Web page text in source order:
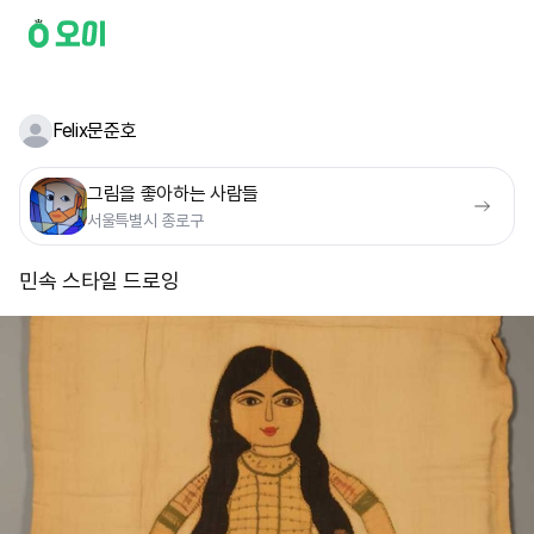
Felix문준호
그림을 좋아하는 사람들
서울특별시 종로구
민속 스타일 드로잉